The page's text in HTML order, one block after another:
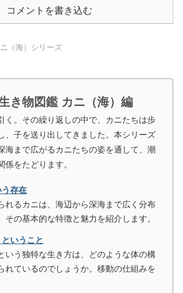
コメントを書き込む
（海）シリーズ
き物図鑑 カニ（海）編
く。その繰り返しの中で、カニたちは歩
、子を送り出してきました。本シリーズ
海まで広がるカニたちの姿を通して、潮
係をたどります。
存在
れるカニは、海辺から深海まで広く分布
その基本的な特徴と魅力を紹介します。
いうこと
いう独特な生き方は、どのような体の構
れているのでしょうか。移動の仕組みを